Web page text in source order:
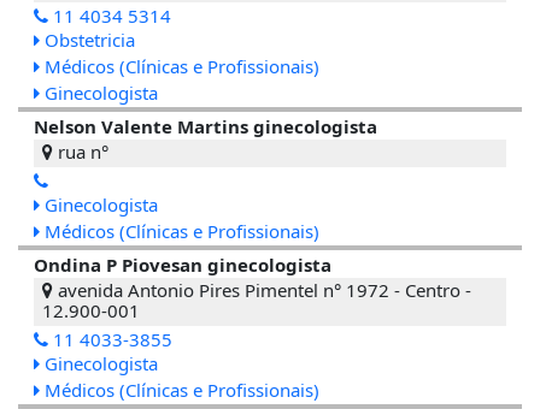
11 4034 5314
Obstetricia
Médicos (Clínicas e Profissionais)
Ginecologista
Nelson Valente Martins ginecologista
rua n°
Ginecologista
Médicos (Clínicas e Profissionais)
Ondina P Piovesan ginecologista
avenida Antonio Pires Pimentel n° 1972 - Centro -
12.900-001
11 4033-3855
Ginecologista
Médicos (Clínicas e Profissionais)